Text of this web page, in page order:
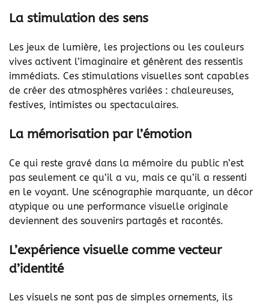
La stimulation des sens
Les jeux de lumière, les projections ou les couleurs
vives activent l’imaginaire et génèrent des ressentis
immédiats. Ces stimulations visuelles sont capables
de créer des atmosphères variées : chaleureuses,
festives, intimistes ou spectaculaires.
La mémorisation par l’émotion
Ce qui reste gravé dans la mémoire du public n’est
pas seulement ce qu’il a vu, mais ce qu’il a ressenti
en le voyant. Une scénographie marquante, un décor
atypique ou une performance visuelle originale
deviennent des souvenirs partagés et racontés.
L’expérience visuelle comme vecteur
d’identité
Les visuels ne sont pas de simples ornements, ils